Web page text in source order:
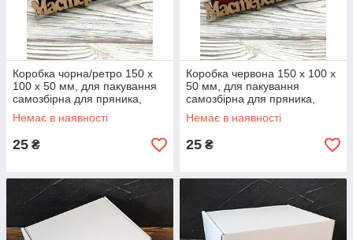
Коробка чорна/ретро 150 х
100 х 50 мм, для пакування
самозбірна для пряника,
косметики, подарунка,
сувеніра
Немає в наявності
25 ₴
Коробка червона 150 х 100 х
50 мм, для пакування
самозбірна для пряника,
косметики, подарунка,
сувеніра
Немає в наявності
25 ₴